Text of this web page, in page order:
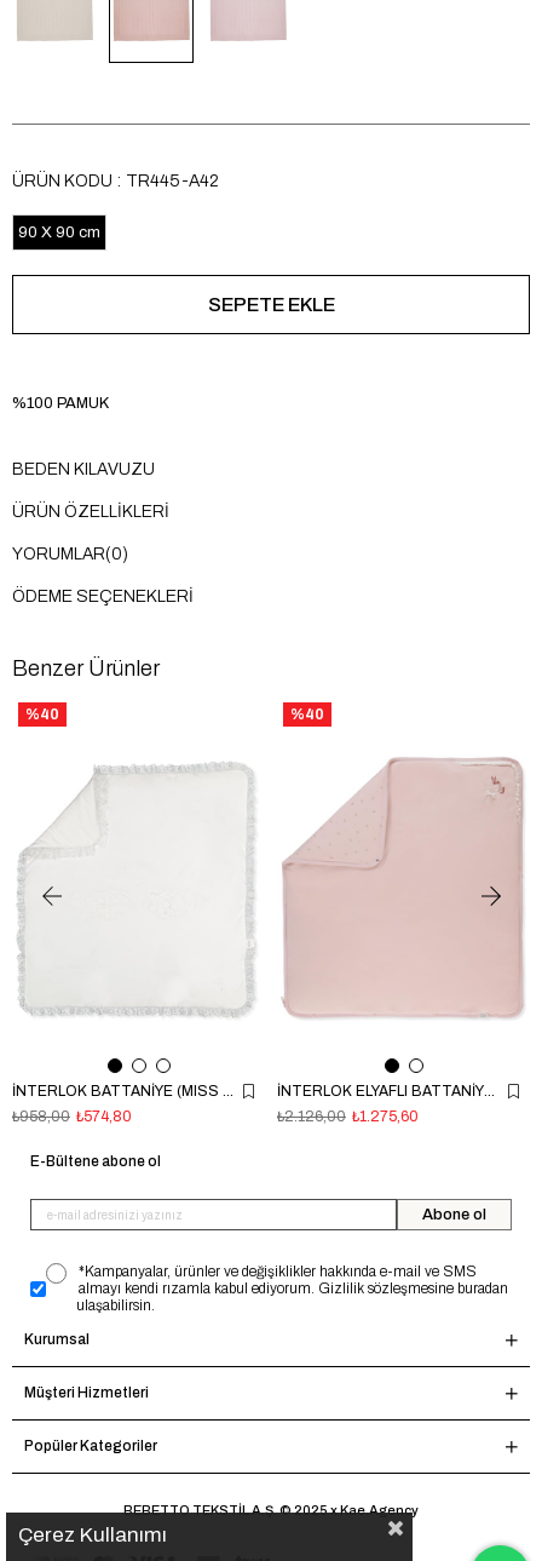
ÜRÜN KODU TR445-A42
90 X 90 cm
%100 PAMUK
BEDEN KILAVUZU
ÜRÜN ÖZELLIKLERI
YORUMLAR(0)
ÖDEME SEÇENEKLERI
Benzer Ürünler
İNTERLOK BATTANİYE (MISS ANGEL) EKRU
₺574,80
₺958,00
%40
İNTERLOK ELYAFLI BATTANİYE (TINY FLORIST) PEMBE
₺1.275,60
₺2.126,00
%40
E-Bültene abone ol
Abone ol
*Kampanyalar, ürünler ve değişiklikler hakkında e-mail ve SMS
almayı kendi rızamla kabul ediyorum. Gizlilik sözleşmesine buradan
ulaşabilirsin.
Kurumsal
Müşteri Hizmetleri
Popüler Kategoriler
BEBETTO TEKSTİL A.Ş. © 2025 x Kae.Agency
Çerez Kullanımı